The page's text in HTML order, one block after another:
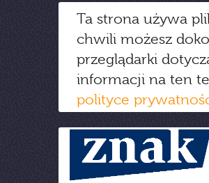
Ta strona używa
chwili możesz
przeglądarki
informacji na ten
polityce